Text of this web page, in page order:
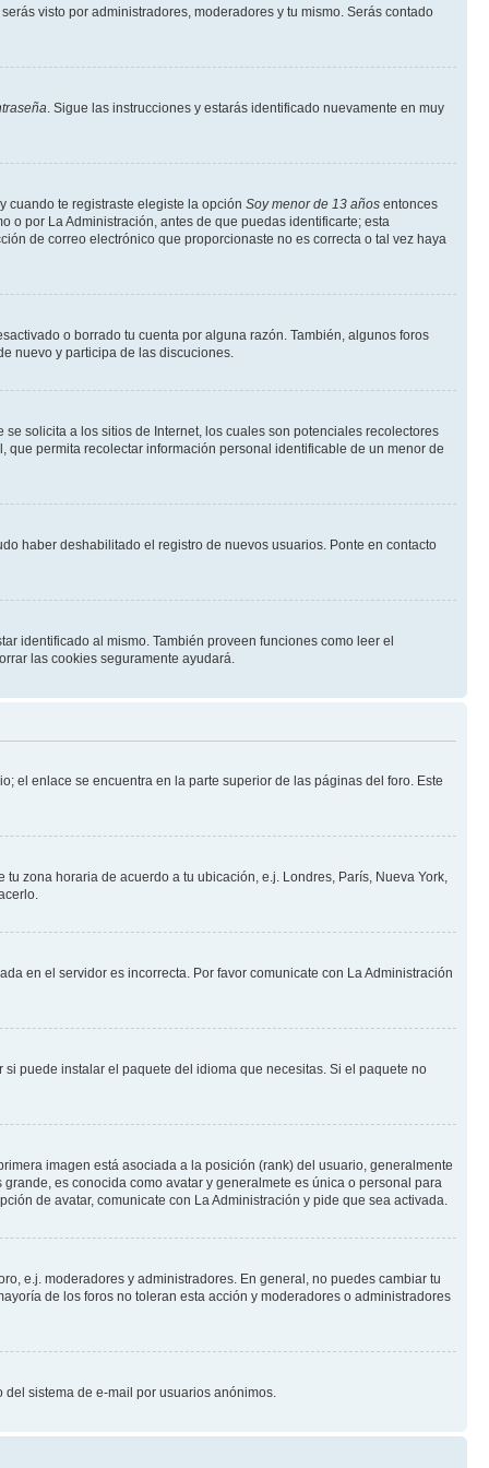
visto por administradores, moderadores y tu mismo. Serás contado
. Sigue las instrucciones y estarás identificado nuevamente en muy
cuando te registraste elegiste la opción Soy menor de 13 años entonces
o por La Administración, antes de que puedas identificarte; esta
de correo electrónico que proporcionaste no es correcta o tal vez haya
o borrado tu cuenta por alguna razón. También, algunos foros
nuevo y participa de las discuciones.
solicita a los sitios de Internet, los cuales son potenciales recolectores
permita recolectar información personal identificable de un menor de
haber deshabilitado el registro de nuevos usuarios. Ponte en contacto
identificado al mismo. También proveen funciones como leer el
las cookies seguramente ayudará.
el enlace se encuentra en la parte superior de las páginas del foro. Este
zona horaria de acuerdo a tu ubicación, e.j. Londres, París, Nueva York,
en el servidor es incorrecta. Por favor comunicate con La Administración
puede instalar el paquete del idioma que necesitas. Si el paquete no
imagen está asociada a la posición (rank) del usuario, generalmente
es conocida como avatar y generalmete es única o personal para
de avatar, comunicate con La Administración y pide que sea activada.
e.j. moderadores y administradores. En general, no puedes cambiar tu
de los foros no toleran esta acción y moderadores o administradores
sistema de e-mail por usuarios anónimos.